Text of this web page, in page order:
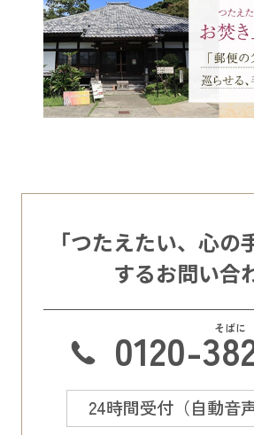
「つたえたい、心の
するお問い合
0120-
24時間受付（自動音